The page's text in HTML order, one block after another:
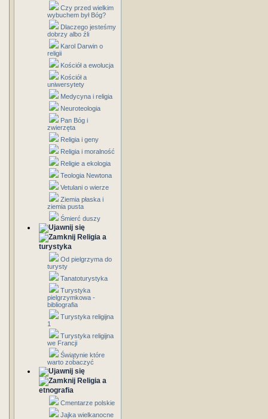
Czy przed wielkim
wybuchem był Bóg?
Dlaczego jesteśmy
dobrzy albo źli
Karol Darwin o
religii
Kościół a ewolucja
Kościół a
uniwersytety
Medycyna i religia
Neuroteologia
Pan Bóg i
zwierzęta
Religia i geny
Religia i moralność
Religie a ekologia
Teologia Newtona
Vetulani o wierze
Ziemia płaska i
ziemia pusta
Śmierć duszy
Religia a
turystyka
Od pielgrzyma do
turysty
Tanatoturystyka
Turystyka
pielgrzymkowa -
bibliografia
Turystyka religijna
1
Turystyka religijna
we Francji
Świątynie które
warto zobaczyć
Religia a
etnografia
Cmentarze polskie
Jajka wielkanocne